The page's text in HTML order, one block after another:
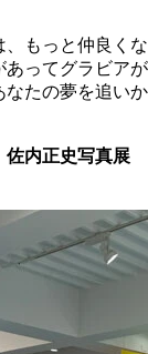
もっと仲良くな
あってグラビアが
なたの夢を追いか
内正史写真展